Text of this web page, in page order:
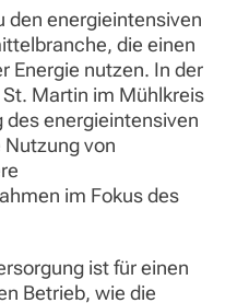
den energieintensiven
die einen
Energie nutzen. In der
Martin im Mühlkreis
energieintensiven
Nutzung von
im Fokus des
ist für einen
Betrieb, wie die